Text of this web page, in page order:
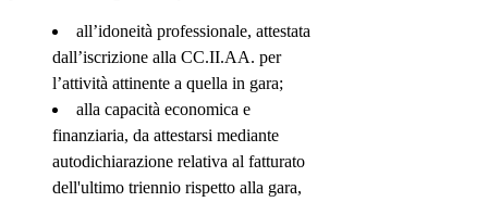
all’idoneità professionale, attestata
dall’iscrizione alla CC.II.AA. per
l’attività attinente a quella in gara;
alla capacità economica e
finanziaria, da attestarsi mediante
autodichiarazione relativa al fatturato
dell'ultimo triennio rispetto alla gara,